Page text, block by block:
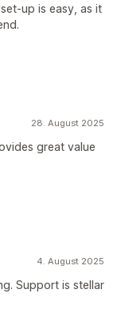
up is easy, as it
28. August 2025
great value
4. August 2025
Support is stellar